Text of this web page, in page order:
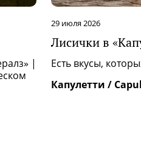
|
29 июля 2026
Лисички в
Есть вкусы,
Капулетти /